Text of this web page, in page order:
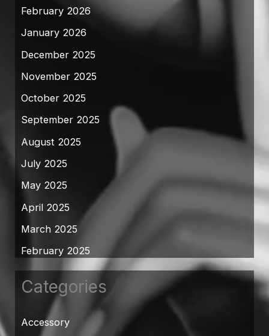
February 2026
January 2026
December 2025
November 2025
October 2025
September 2025
August 2025
July 2025
May 2025
April 2025
March 2025
February 2025
Categories
Accessory